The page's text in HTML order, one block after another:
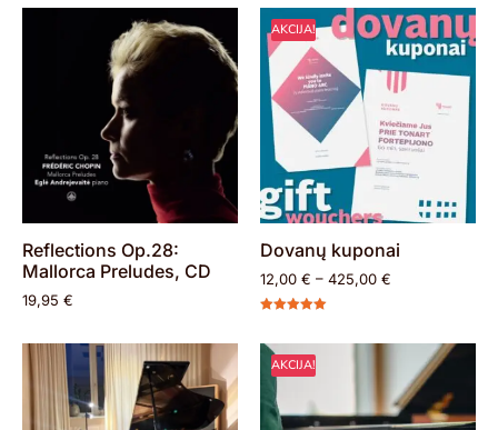
Reflections Op.28:
Mallorca Preludes, CD
19,95 €
AKCIJA!
Dovanų kuponai
12,00 € – 425,00 €
AKCIJA!